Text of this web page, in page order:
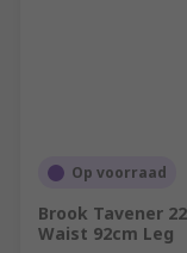
Op voorraad
Brook Tavener
Waist 92cm Leg